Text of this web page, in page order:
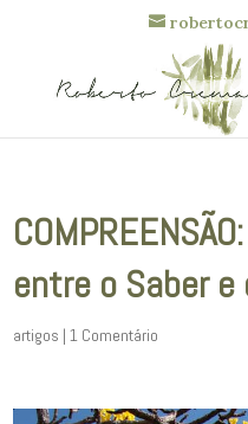
entre o Saber e
artigos |1 Comentário